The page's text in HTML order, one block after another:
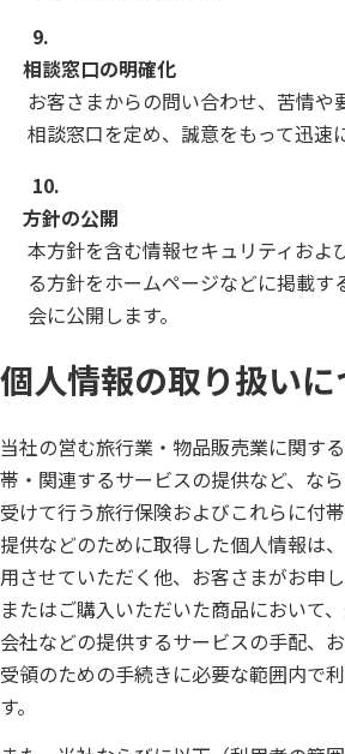
9.
相談窓口の明確化
お客さまからの問い合わせ、苦情や
相談窓口を定め、誠意をもって迅速
10.
方針の公開
本方針を含む情報セキュリティおよ
る方針をホームページなどに掲載す
会に公開します。
個人情報の取り扱いに
当社の営む旅行業・物品販売業に関す
帯・関連するサービスの提供など、な
受けて行う旅行保険およびこれらに付
提供などのために取得した個人情報は
用させていただく他、お客さまがお申
またはご購入いただいた商品において
会社などの提供するサービスの手配、
受領のための手続きに必要な範囲内で
す。